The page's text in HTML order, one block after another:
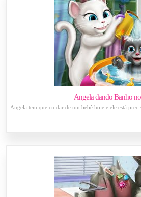
Angela dando Banho
Angela tem que cuidar de um bebê hoje e ele está